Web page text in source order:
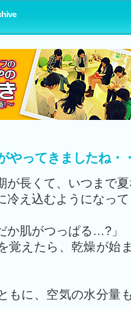
やってきましたね・
が長くて、いつまで
冷え込むようになっ
か肌がつっぱる…?」
覚えたら、乾燥が始
もに、空気の水分量